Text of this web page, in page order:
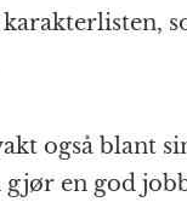
karakterlisten,
også blant
gjør en god